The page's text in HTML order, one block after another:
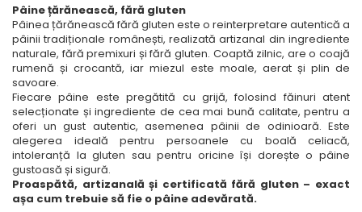
Pâine țărănească, fără gluten
Pâinea țărănească fără gluten este o reinterpretare autentică a
pâinii tradiționale românești, realizată artizanal din ingrediente
naturale, fără premixuri și fără gluten. Coaptă zilnic, are o coajă
rumenă și crocantă, iar miezul este moale, aerat și plin de
savoare.
Fiecare pâine este pregătită cu grijă, folosind făinuri atent
selecționate și ingrediente de cea mai bună calitate, pentru a
oferi un gust autentic, asemenea pâinii de odinioară. Este
alegerea ideală pentru persoanele cu boală celiacă,
intoleranță la gluten sau pentru oricine își dorește o pâine
gustoasă și sigură.
Proaspătă, artizanală și certificată fără gluten – exact
așa cum trebuie să fie o pâine adevărată.